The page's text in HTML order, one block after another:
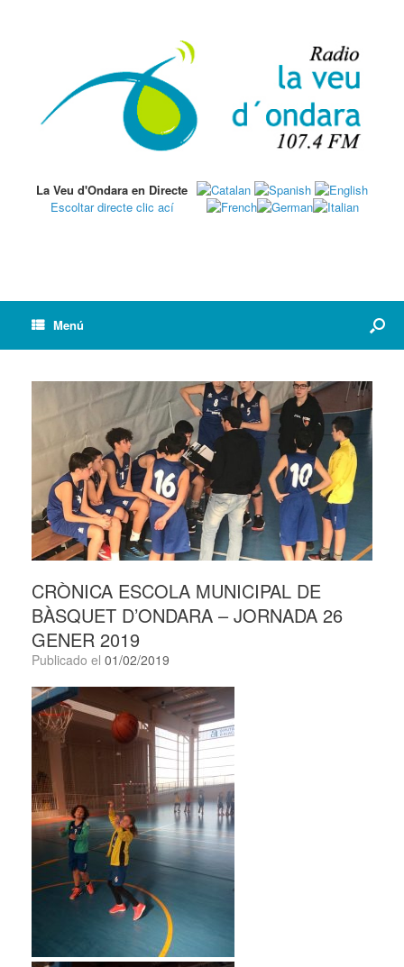
La Veu d'Ondara en Directe
Escoltar directe clic ací
Menú
CRÒNICA ESCOLA MUNICIPAL DE
BÀSQUET D’ONDARA – JORNADA 26
GENER 2019
Publicado el 01/02/2019